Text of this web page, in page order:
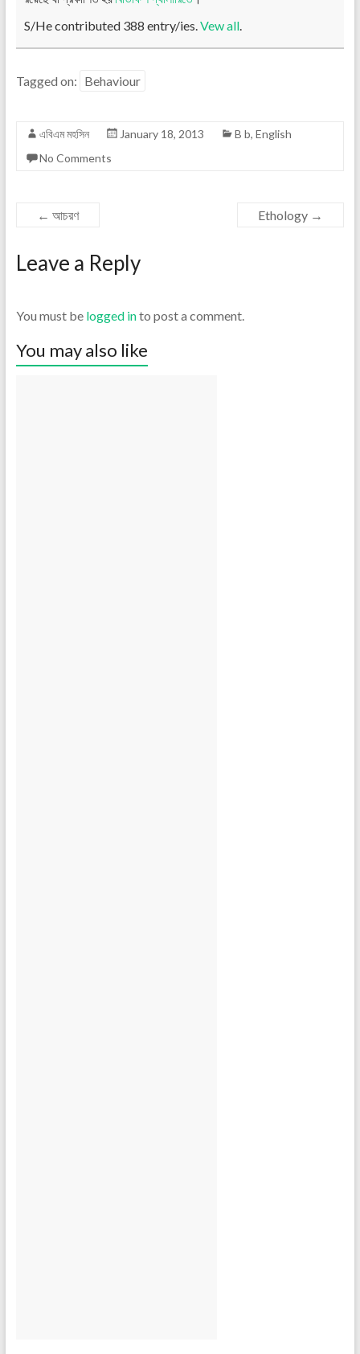
S/He contributed 388 entry/ies.Vew all.
Tagged on: Behaviour
এবিএম মহসিন January 18, 2013 B b, English
No Comments
← আচরণ Ethology →
Leave a Reply
You must be logged into post a comment.
You may also like